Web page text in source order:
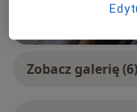
Zobacz galerię (6)